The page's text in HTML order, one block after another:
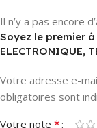
Il n’y a pas encore
Soyez le premier
ELECTRONIQUE,
Votre adresse e-
obligatoires sont
Votre note *